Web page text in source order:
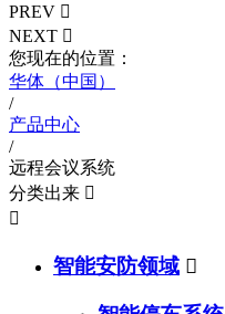
PREV 
NEXT 
您现在的位置：
华体（中国）
/
产品中心
/
远程会议系统
分类出来 

智能安防领域 